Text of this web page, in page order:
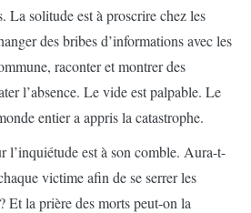
La solitude est à proscrire chez les
des bribes d’informations avec les
raconter et montrer des
l’absence. Le vide est palpable. Le
entier a appris la catastrophe.
l’inquiétude est à son comble. Aura-t-
victime afin de se serrer les
Et la prière des morts peut-on la